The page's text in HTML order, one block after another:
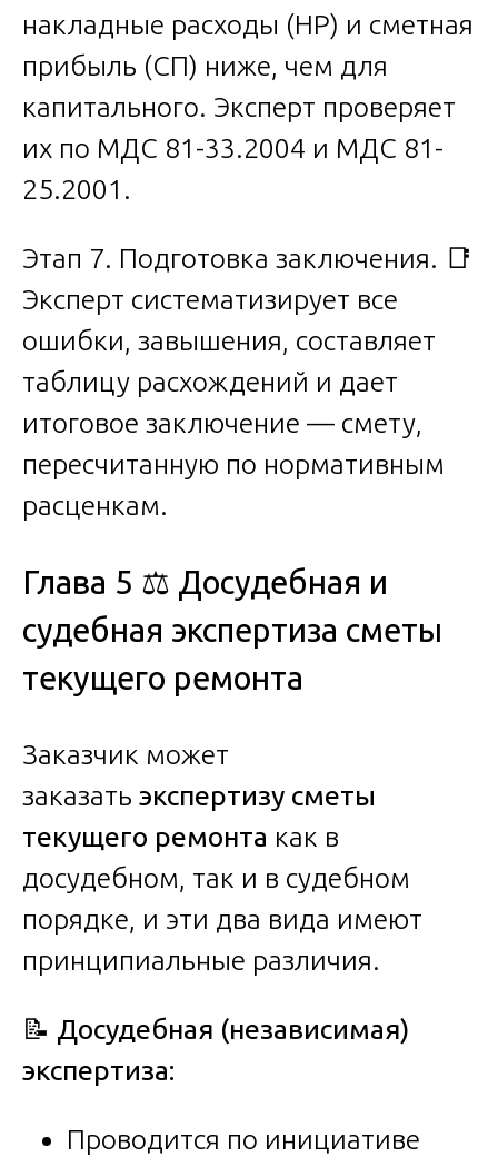
накладные расходы (НР) и сметная
прибыль (СП) ниже, чем для
капитального. Эксперт проверяет
их по МДС 81-33.2004 и МДС 81-
25.2001.
Этап 7. Подготовка заключения. 📑
Эксперт систематизирует все
ошибки, завышения, составляет
таблицу расхождений и дает
итоговое заключение — смету,
пересчитанную по нормативным
расценкам.
Глава 5 ⚖️ Досудебная и
судебная экспертиза сметы
текущего ремонта
Заказчик может
заказать экспертизу сметы
текущего ремонта как в
досудебном, так и в судебном
порядке, и эти два вида имеют
принципиальные различия.
📝 Досудебная (независимая)
экспертиза:
Проводится по инициативе